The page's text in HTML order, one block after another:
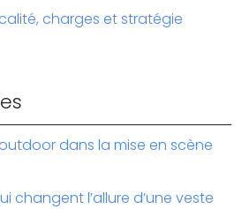
charges et stratégie
dans la mise en scène
changent l’allure d’une veste